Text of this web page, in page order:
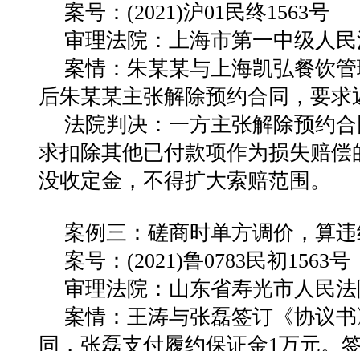
案号：(2021)沪01民终1563号
审理法院：上海市第一中级人
案情： 朱某某与上海凯弘餐饮
后朱某某主张解除预约合同，要求
法院判决： 一方主张解除预约
求扣除其他已付款项作为损失赔
没收定金，不得扩大索赔范围 。
案例三：磋商时单方调价，算
案号：(2021)鲁0783民初1563号
审理法院：山东省寿光市人民
案情： 王涛与张磊签订《协议
同，张磊支付履约保证金1万元。